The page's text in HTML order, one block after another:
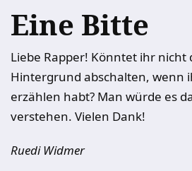
Eine Bitte
Liebe Rapper! Könntet ihr nicht
Hintergrund abschalten, wenn
erzählen habt? Man würde es
verstehen. Vielen Dank!
Ruedi Widmer